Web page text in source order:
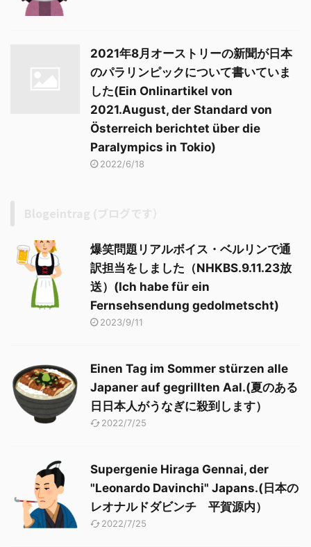
2021年8月オーストリーの新聞が日本
のパラリンピックについて書いていま
した(Ein Onlinartikel von
2021.August, der Standard von
Österreich berichtet über die
Paralympics in Tokio)
2022/6/18
爆笑問題リアルボイス・ベルリンで通
訳担当をしました（NHKBS.9.11.23放
送）(Ich habe für ein
Fernsehsendung gedolmetscht)
2023/9/11
Einen Tag im Sommer stürzen alle
Japaner auf gegrillten Aal.(夏のある
日日本人がうなぎに殺到します）
2022/7/25
Supergenie Hiraga Gennai, der
"Leonardo Davinchi" Japans.(日本の
レオナルドダビンチ 平賀源内）
2022/7/25